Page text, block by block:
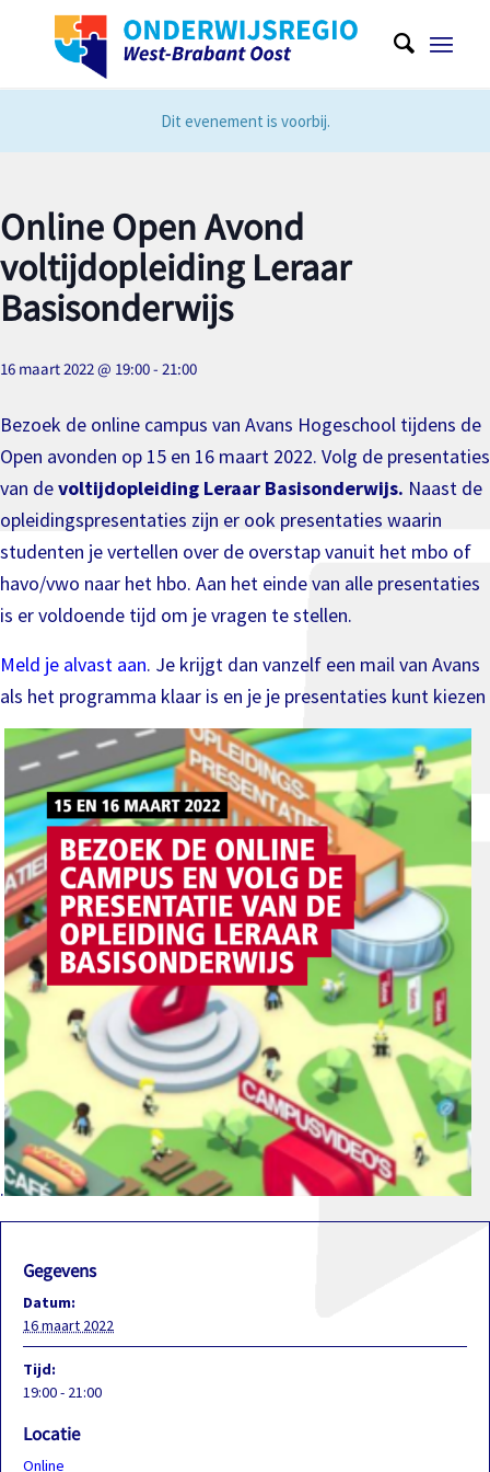
Dit evenement is voorbij.
Online Open Avond
voltijdopleiding Leraar
Basisonderwijs
16 maart 2022 @ 19:00- 21:00
Bezoek de online campus van Avans Hogeschool tijdens de
Open avonden op 15 en 16 maart 2022. Volg de presentaties
van devoltijdopleiding Leraar Basisonderwijs. Naast de
opleidingspresentaties zijn er ook presentaties waarin
studenten je vertellen over de overstap vanuit het mbo of
havo/vwo naar het hbo. Aan het einde van alle presentaties
is er voldoende tijd om je vragen te stellen.
Meld je alvast aan. Je krijgt dan vanzelf een mail van Avans
als het programma klaar is en je je presentaties kunt kiezen
.
Gegevens
Datum:
16 maart 2022
Tijd:
19:00 - 21:00
Locatie
Online